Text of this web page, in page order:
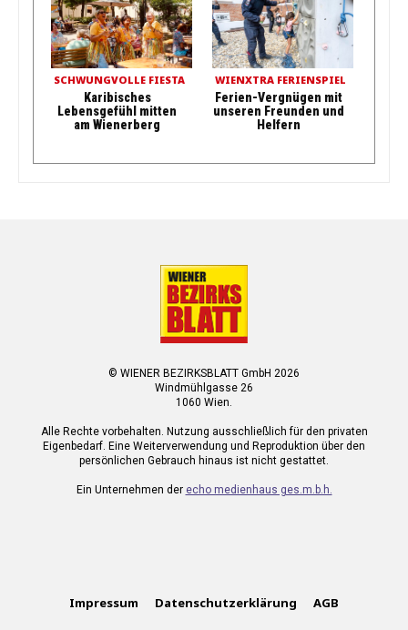
SCHWUNGVOLLE FIESTA
Karibisches
Lebensgefühl mitten
am Wienerberg
WIENXTRA FERIENSPIEL
Ferien-Vergnügen mit
unseren Freunden und
Helfern
© WIENER BEZIRKSBLATT GmbH 2026
Windmühlgasse 26
1060 Wien.
Alle Rechte vorbehalten. Nutzung ausschließlich für den privaten
Eigenbedarf. Eine Weiterverwendung und Reproduktion über den
persönlichen Gebrauch hinaus ist nicht gestattet.
Ein Unternehmen der echo medienhaus ges.m.b.h.
Impressum Datenschutzerklärung AGB